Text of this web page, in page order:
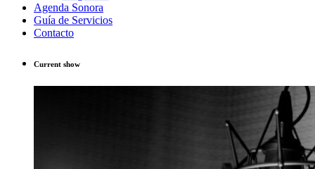
Agenda Sonora
Guía de Servicios
Contacto
Current show